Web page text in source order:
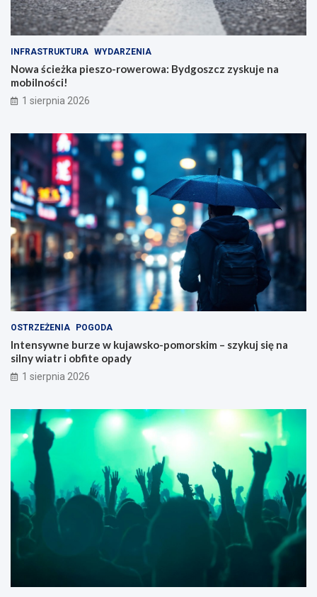
INFRASTRUKTURA WYDARZENIA
Nowa ścieżka pieszo-rowerowa: Bydgoszcz zyskuje na
mobilności!
1 sierpnia 2026
OSTRZEŻENIA POGODA
Intensywne burze w kujawsko-pomorskim – szykuj się na
silny wiatr i obfite opady
1 sierpnia 2026